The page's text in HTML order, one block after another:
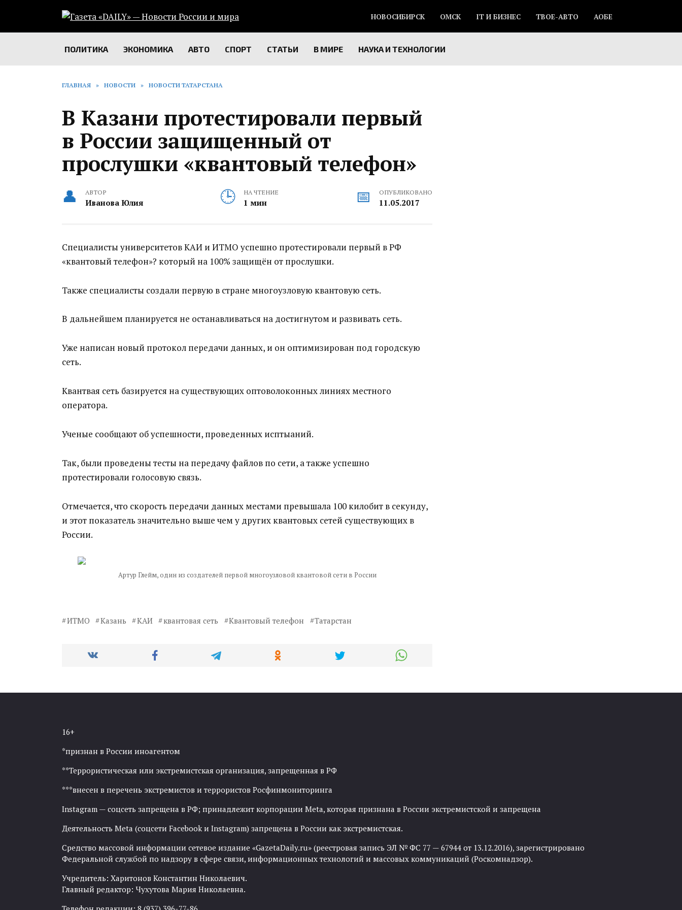
содержанию
НОВОСИБИРСК ОМСК IT И БИЗНЕС ТВОЕ-АВТО АОБЕ
ПОЛИТИКА ЭКОНОМИКА АВТО СПОРТ СТАТЬИ В МИРЕ НАУКА И ТЕХНОЛОГИИ
ГЛАВНАЯ » НОВОСТИ » НОВОСТИ ТАТАРСТАНА
В Казани протестировали первый
в России защищенный от
прослушки «квантовый телефон»
АВТОР
Иванова Юлия
НА ЧТЕНИЕ
1 мин
ОПУБЛИКОВАНО
11.05.2017
Специалисты университетов КАИ и ИТМО успешно протестировали первый в РФ
«квантовый телефон»? который на 100% защищён от прослушки.
Также специалисты создали первую в стране многоузловую квантовую сеть.
В дальнейшем планируется не останавливаться на достигнутом и развивать сеть.
Уже написан новый протокол передачи данных, и он оптимизирован под городскую
сеть.
Квантвая сеть базируется на существующих оптоволоконных линиях местного
оператора.
Ученые сообщают об успешности, проведенных исптыаний.
Так, были проведены тесты на передачу файлов по сети, а также успешно
протестировали голосовую связь.
Отмечается, что скорость передачи данных местами превышала 100 килобит в секунду,
и этот показатель значительно выше чем у других квантовых сетей существующих в
России.
Артур Глейм, один из создателей первой многоузловой квантовой сети в России
ИТМО Казань КАИ квантовая сеть Квантовый телефон Татарстан
16+
*признан в России иноагентом
**Террористическая или экстремистская организация, запрещенная в РФ
***внесен в перечень экстремистов и террористов Росфинмониторинга
Instagram — соцсеть запрещена в РФ; принадлежит корпорации Meta, которая признана в России экстремистской и запрещена
Деятельность Meta (соцсети Facebook и Instagram) запрещена в России как экстремистская.
Средство массовой информации сетевое издание «GazetaDaily.ru» (реестровая запись ЭЛ № ФС 77 — 67944 от 13.12.2016), зарегистрировано
Федеральной службой по надзору в сфере связи, информационных технологий и массовых коммуникаций (Роскомнадзор).
Учредитель: Харитонов Константин Николаевич.
Главный редактор: Чухутова Мария Николаевна.